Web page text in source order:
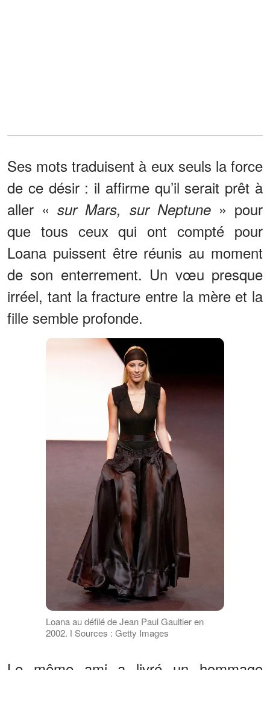
Ses mots traduisent à eux seuls la force
de ce désir : il affirme qu’il serait prêt à
aller « sur Mars, sur Neptune » pour
que tous ceux qui ont compté pour
Loana puissent être réunis au moment
de son enterrement. Un vœu presque
irréel, tant la fracture entre la mère et la
fille semble profonde.
Loana au défilé de Jean Paul Gaultier en
2002. ǀ Sources : Getty Images
Le même ami a livré un hommage